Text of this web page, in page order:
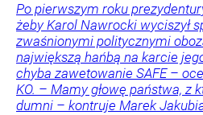
Po pierwszym roku
żeby Karol Nawrocki wyciszył
zwaśnionymi politycznymi
największą hańbą na karcie
chyba zawetowanie SAFE –
KO. – Mamy głowę państwa, z
dumni – kontruje Marek